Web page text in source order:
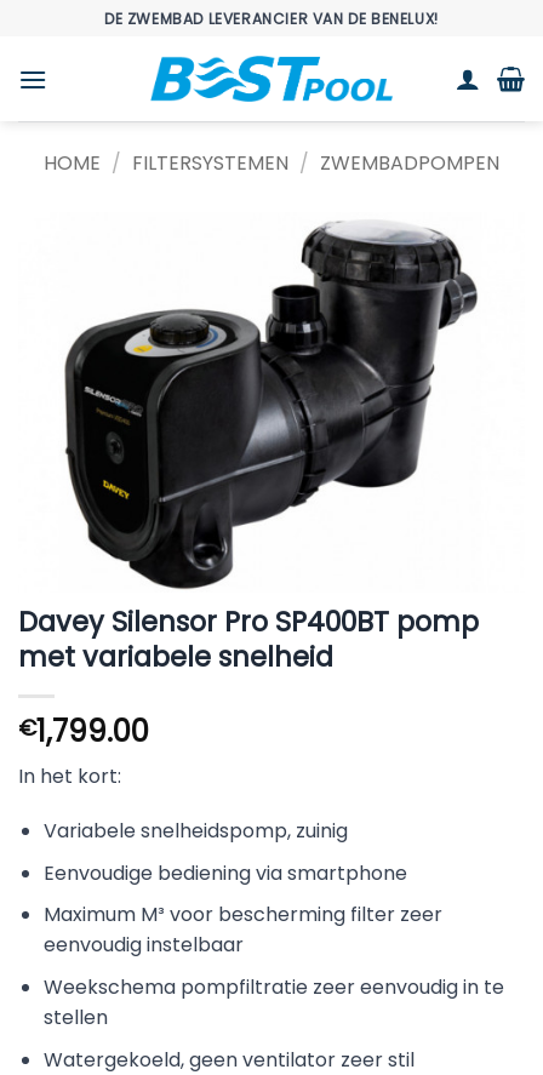
inhoud
DE ZWEMBAD LEVERANCIER VAN DE BENELUX!
HOME / FILTERSYSTEMEN / ZWEMBADPOMPEN
Davey Silensor Pro SP400BT pomp
met variabele snelheid
€1,799.00
In het kort:
Variabele snelheidspomp, zuinig
Eenvoudige bediening via smartphone
Maximum M³ voor bescherming filter zeer
eenvoudig instelbaar
Weekschema pompfiltratie zeer eenvoudig in te
stellen
Watergekoeld, geen ventilator zeer stil